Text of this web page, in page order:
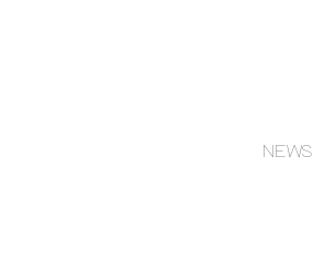
NEWS